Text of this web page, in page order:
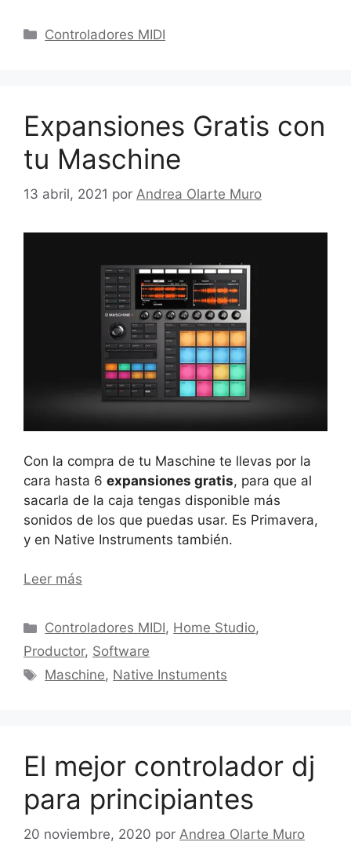
Categorías
Controladores MIDI
Expansiones Gratis con
tu Maschine
13 abril, 2021 por Andrea Olarte Muro
Con la compra de tu Maschine te llevas por la
cara hasta 6 expansiones gratis, para que al
sacarla de la caja tengas disponible más
sonidos de los que puedas usar. Es Primavera,
y en Native Instruments también.
Leer más
Categorías
Controladores MIDI, Home Studio,
Productor, Software
Etiquetas
Maschine, Native Instuments
El mejor controlador dj
para principiantes
20 noviembre, 2020 por Andrea Olarte Muro